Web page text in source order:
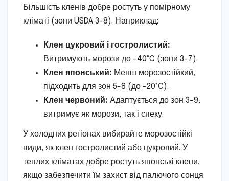
Більшість кленів добре ростуть у помірному
кліматі (зони USDA 3-8). Наприклад:
Клен цукровий і гостролистий:
Витримують морози до -40°C (зони 3-7).
Клен японський: Менш морозостійкий,
підходить для зон 5-8 (до -20°C).
Клен червоний: Адаптується до зон 3-9,
витримує як морози, так і спеку.
У холодних регіонах вибирайте морозостійкі
види, як клен гостролистий або цукровий. У
теплих кліматах добре ростуть японські клени,
якщо забезпечити їм захист від палючого сонця.